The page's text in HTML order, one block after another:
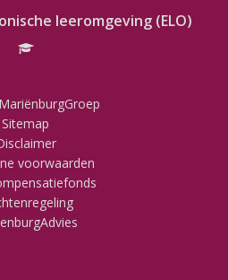
leeromgeving (ELO)
Sitemap
voorwaarden